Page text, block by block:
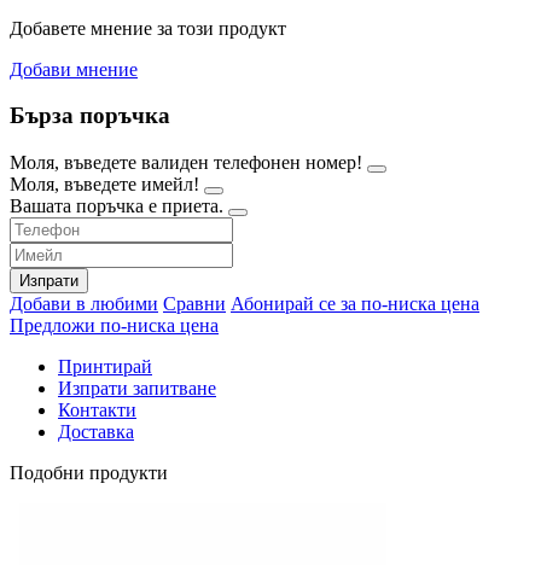
Добавете мнение за този продукт
Добави мнение
Бърза поръчка
Моля, въведете валиден телефонен номер!
Моля, въведете имейл!
Вашата поръчка е приета.
Изпрати
Добави в любими Сравни Абонирай се за по-ниска цена
Предложи по-ниска цена
Принтирай
Изпрати запитване
Контакти
Доставка
Подобни продукти